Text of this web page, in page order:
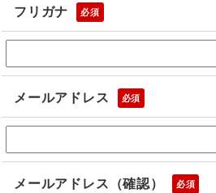
フリガナ 必須
メールアドレス 必須
メールアドレス（確認） 必須